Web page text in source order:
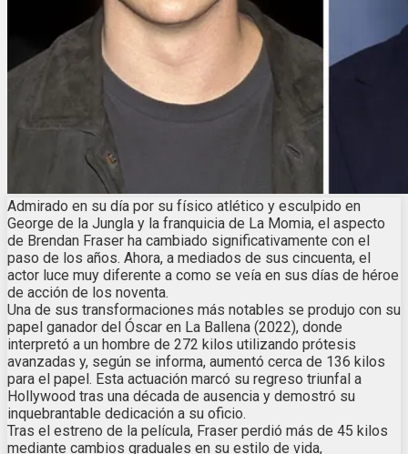
Admirado en su día por su físico atlético y esculpido en
George de la Jungla y la franquicia de La Momia, el aspecto
de Brendan Fraser ha cambiado significativamente con el
paso de los años. Ahora, a mediados de sus cincuenta, el
actor luce muy diferente a como se veía en sus días de héroe
de acción de los noventa.
Una de sus transformaciones más notables se produjo con su
papel ganador del Óscar en La Ballena (2022), donde
interpretó a un hombre de 272 kilos utilizando prótesis
avanzadas y, según se informa, aumentó cerca de 136 kilos
para el papel. Esta actuación marcó su regreso triunfal a
Hollywood tras una década de ausencia y demostró su
inquebrantable dedicación a su oficio.
Tras el estreno de la película, Fraser perdió más de 45 kilos
mediante cambios graduales en su estilo de vida,